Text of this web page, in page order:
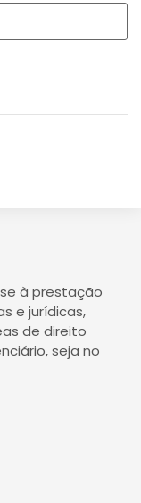
à prestação
e jurídicas,
de direito
seja no